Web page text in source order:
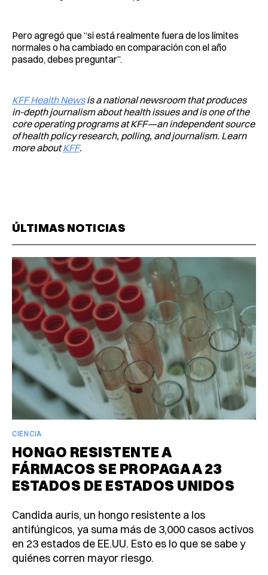
Pero agregó que “si está realmente fuera de los límites
normales o ha cambiado en comparación con el año
pasado, debes preguntar”.
KFF Health Newsis a national newsroom that produces
in-depth journalism about health issues and is one of the
core operating programs at KFF—an independent source
of health policy research, polling, and journalism. Learn
more aboutKFF.
ÚLTIMAS NOTICIAS
CIENCIA
HONGO RESISTENTE A
FÁRMACOS SE PROPAGA A 23
ESTADOS DE ESTADOS UNIDOS
Candida auris, un hongo resistente a los
antifúngicos, ya suma más de 3,000 casos activos
en 23 estados de EE.UU. Esto es lo que se sabe y
quiénes corren mayor riesgo.